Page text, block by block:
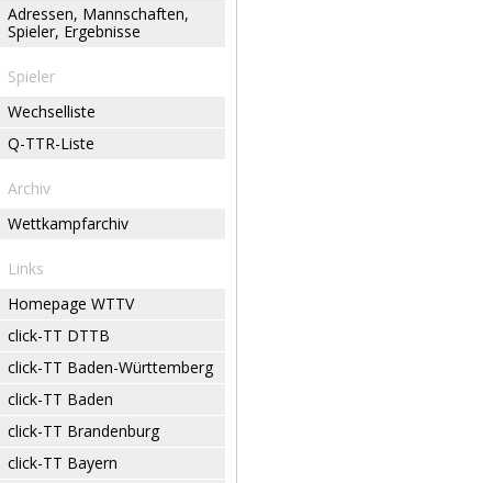
Adressen, Mannschaften,
Spieler, Ergebnisse
Spieler
Wechselliste
Q-TTR-Liste
Archiv
Wettkampfarchiv
Links
Homepage WTTV
click-TT DTTB
click-TT Baden-Württemberg
click-TT Baden
click-TT Brandenburg
click-TT Bayern